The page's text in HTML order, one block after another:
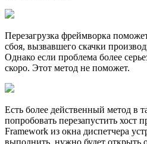
Перезагрузка фреймворка
сбоя, вызвавшего скачки
Однако если проблема более
скоро. Этот метод не поможет.
Есть более действенный метод в
попробовать перезапустить хост
Framework из окна диспетчера